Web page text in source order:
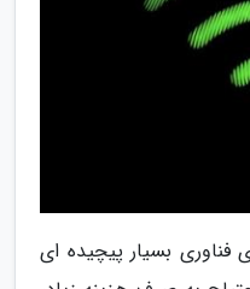
بسیار پیچیده ای